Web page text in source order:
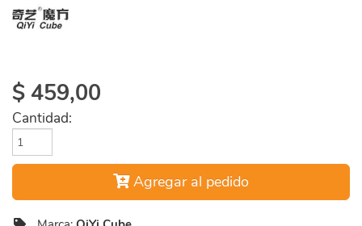
$459,00
Cantidad:
Agregar al pedido